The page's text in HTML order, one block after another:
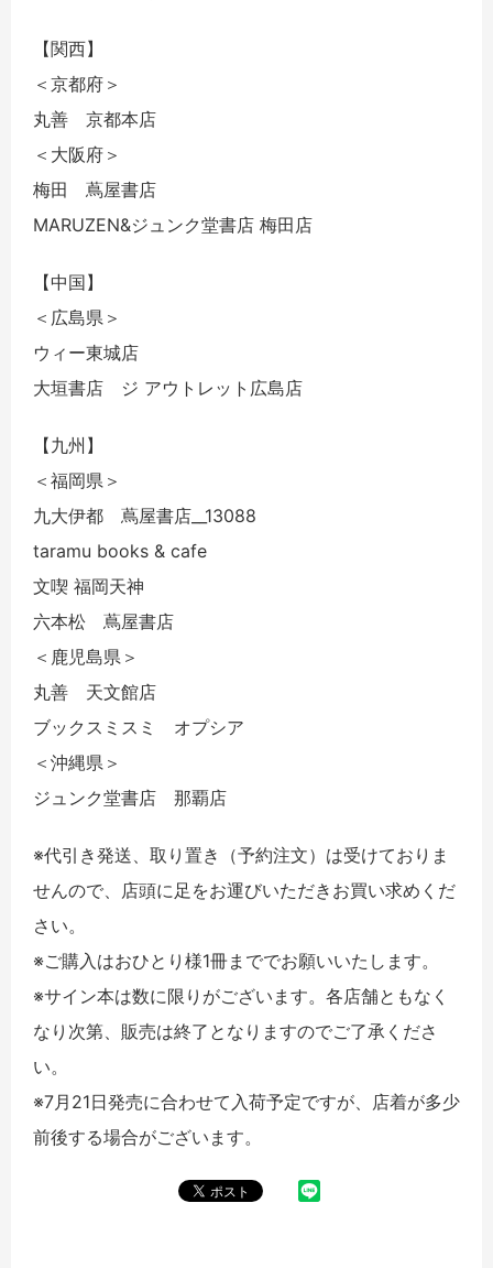
【関西】
＜京都府＞
丸善 京都本店
＜大阪府＞
梅田 蔦屋書店
MARUZEN&ジュンク堂書店 梅田店
【中国】
＜広島県＞
ウィー東城店
大垣書店 ジ アウトレット広島店
【九州】
＜福岡県＞
九大伊都 蔦屋書店__13088
taramu books & cafe
文喫 福岡天神
六本松 蔦屋書店
＜鹿児島県＞
丸善 天文館店
ブックスミスミ オプシア
＜沖縄県＞
ジュンク堂書店 那覇店
※代引き発送、取り置き（予約注文）は受けておりま
せんので、店頭に足をお運びいただきお買い求めくだ
さい。
※ご購入はおひとり様1冊まででお願いいたします。
※サイン本は数に限りがございます。各店舗ともなく
なり次第、販売は終了となりますのでご了承くださ
い。
※7月21日発売に合わせて入荷予定ですが、店着が多少
前後する場合がございます。